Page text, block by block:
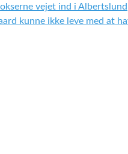
vejet ind i Albertslund
kunne ikke leve med at